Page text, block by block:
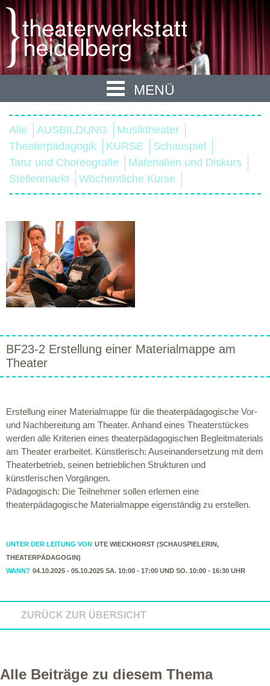
MENÜ
Alle AUSBILDUNG
Musiktheater
Theaterpädagogik
KURSE
Schauspiel
Tanz und Choreografie
Materialien und Diskurs
Stellenmarkt
Wöchentliche Kurse
BF23-2 Erstellung einer Materialmappe am
Theater
Erstellung einer Materialmappe für die theaterpädagogische Vor-
und Nachbereitung am Theater. Anhand eines Theaterstückes
werden alle Kriterien eines theaterpädagogischen Begleitmaterials
am Theater erarbeitet. Künstlerisch: Auseinandersetzung mit dem
Theaterbetrieb, seinen betrieblichen Strukturen und
künstlerischen Vorgängen.
Pädagogisch: Die Teilnehmer sollen erlernen eine
theaterpädagogische Materialmappe eigenständig zu erstellen.
UNTER DER LEITUNG VON UTE WIECKHORST (SCHAUSPIELERIN,
THEATERPÄDAGOGIN)
WANN? 04.10.2025 - 05.10.2025 SA. 10:00 - 17:00 UND SO. 10:00 - 16:30 UHR
ZURÜCK ZUR ÜBERSICHT
Alle Beiträge zu diesem Thema